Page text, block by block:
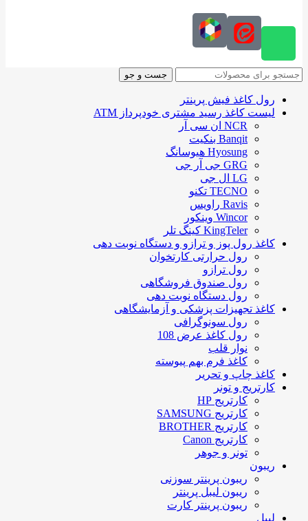
جست و جو
رول کاغذ فیش پرینتر
لیست کاغذ رسید مشتری خودپرداز ATM
NCR ان سی آر
Banqit بنکیت
Hyosung هیوسانگ
GRG جی آر جی
LG ال جی
TECNO تکنو
Ravis راویس
Wincor وینکور
KingTeler کینگ تلر
کاغذ رول پوز و ترازو و دستگاه نوبت دهی
رول حرارتی کارتخوان
رول ترازو
رول صندوق فروشگاهی
رول دستگاه نوبت دهی
کاغذ تجهیزات پزشکی و آزمایشگاهی
رول سونوگرافی
رول کاغذ عرض 108
نوار قلب
کاغذ فرم بهم پیوسته
کاغذ چاپ و تحریر
کارتریج و تونر
کارتریج HP
کارتریج SAMSUNG
کارتریج BROTHER
کارتریج Canon
تونر و جوهر
ریبون
ریبون پرینتر سوزنی
ریبون لیبل پرینتر
ریبون پرینتر کارت
لیبل